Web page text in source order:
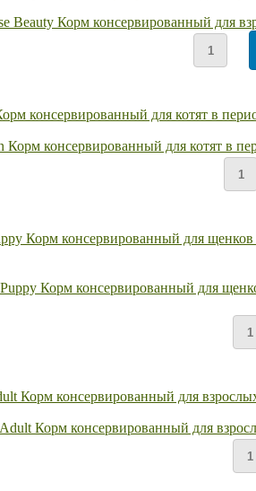
консервированный для котят в
Корм консервированный для щенков
Корм консервированный для